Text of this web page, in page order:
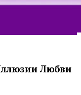
Любви